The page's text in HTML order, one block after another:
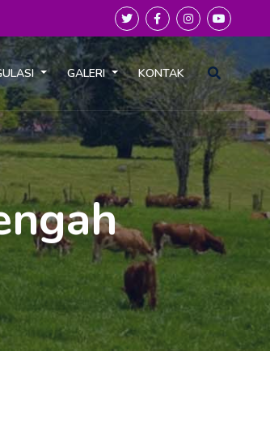
GALERI KONTAK